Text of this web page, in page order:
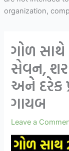
organization,
ગોળ
સેવન,
અને દરેક
ગાયબ
Leave a